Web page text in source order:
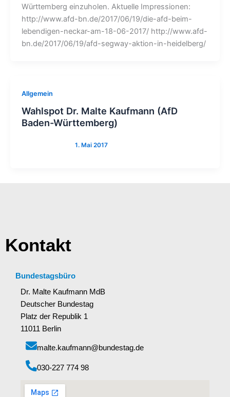
Württemberg einzuholen. Aktuelle Impressionen:
http://www.afd-bn.de/2017/06/19/die-afd-beim-
lebendigen-neckar-am-18-06-2017/ http://www.afd-
bn.de/2017/06/19/afd-segway-aktion-in-heidelberg/
Allgemein
Wahlspot Dr. Malte Kaufmann (AfD
Baden-Württemberg)
Kontakt
Bundestagsbüro
Dr. Malte Kaufmann MdB
Deutscher Bundestag
Platz der Republik 1
11011 Berlin
malte.kaufmann@bundestag.de
‭030-227 774 98‬